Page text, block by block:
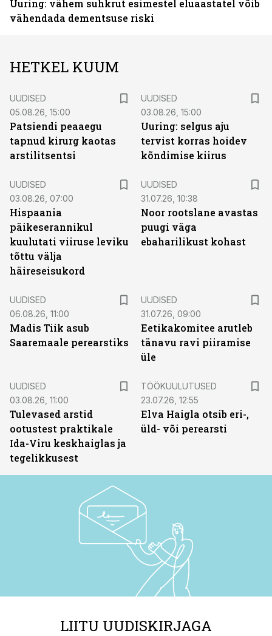
Uuring: vähem suhkrut esimestel eluaastatel võib
vähendada dementsuse riski
HETKEL KUUM
UUDISED
05.08.26, 15:00
Patsiendi peaaegu
tapnud kirurg kaotas
arstilitsentsi
UUDISED
03.08.26, 15:00
Uuring: selgus aju
tervist korras hoidev
kõndimise kiirus
UUDISED
03.08.26, 07:00
Hispaania
päikeserannikul
kuulutati viiruse leviku
tõttu välja
häireseisukord
UUDISED
31.07.26, 10:38
Noor rootslane avastas
puugi väga
ebaharilikust kohast
UUDISED
06.08.26, 11:00
Madis Tiik asub
Saaremaale perearstiks
UUDISED
31.07.26, 09:00
Eetikakomitee arutleb
tänavu ravi piiramise
üle
UUDISED
03.08.26, 11:00
Tulevased arstid
ootustest praktikale
Ida-Viru keskhaiglas ja
tegelikkusest
TÖÖKUULUTUSED
23.07.26, 12:55
Elva Haigla otsib eri-,
üld- või perearsti
LIITU UUDISKIRJAGA